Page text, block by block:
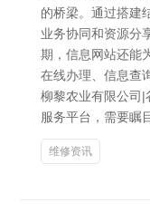
的桥梁。通过搭建
业务协同和资源分
期，信息网站还能
在线办理、信息查
柳黎农业有限公司|
服务平台，需要瞩
维修资讯